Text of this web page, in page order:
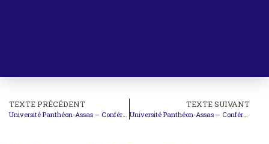
TEXTE PRÉCÉDENT
Université Panthéon-Assas – Conférence : Le droit international économique et le nouveau régionalisme économique
TEXTE SUIVANT
Université Panthéon-Assas – Conférence : Le règlement pacifique des différends internationaux